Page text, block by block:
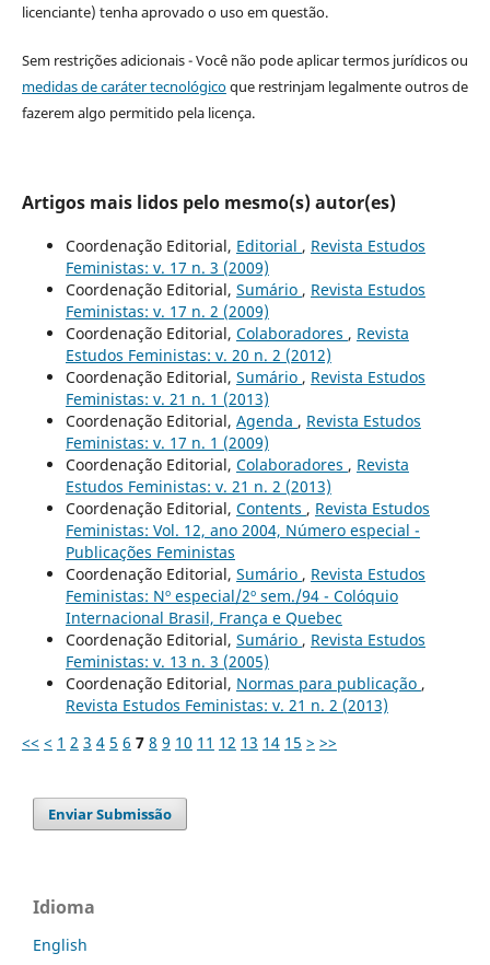
licenciante) tenha aprovado o uso em questão.
Sem restrições adicionais - Você não pode aplicar termos jurídicos ou
medidas de caráter tecnológicoque restrinjam legalmente outros de
fazerem algo permitido pela licença.
Artigos mais lidos pelo mesmo(s) autor(es)
Coordenação Editorial, Editorial , Revista Estudos
Feministas: v. 17 n. 3 (2009)
Coordenação Editorial, Sumário , Revista Estudos
Feministas: v. 17 n. 2 (2009)
Coordenação Editorial, Colaboradores , Revista
Estudos Feministas: v. 20 n. 2 (2012)
Coordenação Editorial, Sumário , Revista Estudos
Feministas: v. 21 n. 1 (2013)
Coordenação Editorial, Agenda , Revista Estudos
Feministas: v. 17 n. 1 (2009)
Coordenação Editorial, Colaboradores , Revista
Estudos Feministas: v. 21 n. 2 (2013)
Coordenação Editorial, Contents , Revista Estudos
Feministas: Vol. 12, ano 2004, Número especial -
Publicações Feministas
Coordenação Editorial, Sumário , Revista Estudos
Feministas: Nº especial/2º sem./94 - Colóquio
Internacional Brasil, França e Quebec
Coordenação Editorial, Sumário , Revista Estudos
Feministas: v. 13 n. 3 (2005)
Coordenação Editorial, Normas para publicação ,
Revista Estudos Feministas: v. 21 n. 2 (2013)
<< < 1 2 3 4 5 6 7 8 9 10 11 12 13 14 15 > >>
Enviar Submissão
Idioma
English